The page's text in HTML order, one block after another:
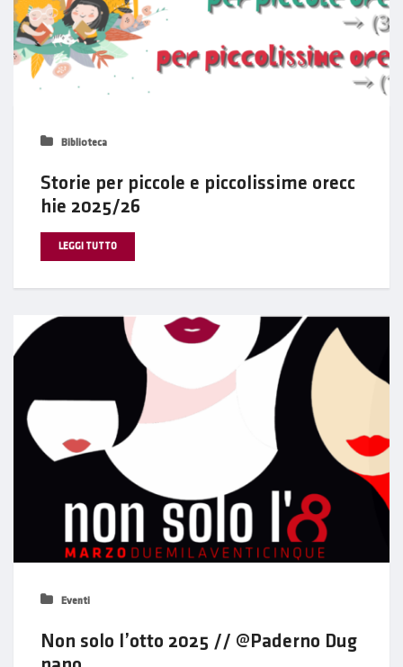
Biblioteca
Storie per piccole e piccolissime orecc
hie 2025/26
LEGGI TUTTO
Eventi
Non solo l’otto 2025 // @Paderno Dug